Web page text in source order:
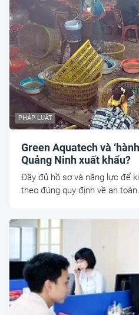
PHÁP LUẬT
Green Aquatech và
Quảng Ninh xuất khẩu?
Đầy đủ hồ sơ và năng lực để
theo đúng quy định về an